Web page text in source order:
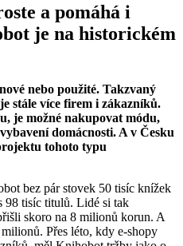
a pomáhá i
je na historickém
nebo použité. Takzvaný
stále více firem i zákazníků.
je možné nakupovat módu,
domácnosti. A v Česku
tohoto typu
bez pár stovek 50 tisíc knížek
98 tisíc titulů. Lidé si tak
skoro na 8 milionů korun. A
Přes léto, kdy e-shopy